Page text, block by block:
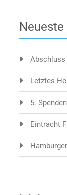
Abschluss
Letztes
5.
Eintracht